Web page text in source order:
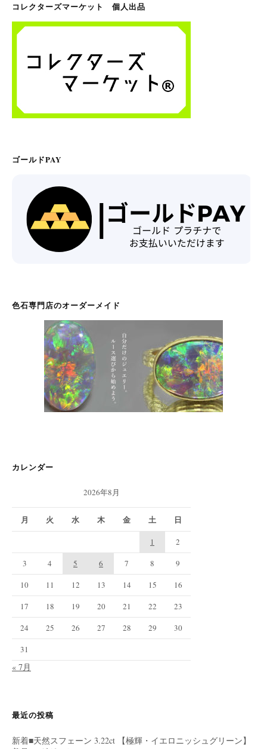
コレクターズマーケット 個人出品
ゴールドPAY
色石専門店のオーダーメイド
カレンダー
2026年8月
月 火 水 木 金 土 日
1
2
3
4 5 6 7 8
9
10
11 12 13 14 15
16
17
18 19 20 21 22
23
24
25 26 27 28 29
30
31
« 7月
最近の投稿
新着■天然スフェーン 3.22ct 【極輝・イエロニッシュグリーン】